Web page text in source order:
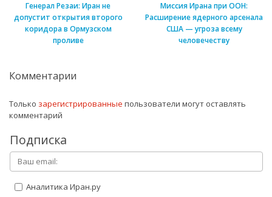
Генерал Резаи: Иран не
допустит открытия второго
коридора в Ормузском
проливе
Миссия Ирана при ООН:
Расширение ядерного арсенала
США — угроза всему
человечеству
Комментарии
Только зарегистрированные пользователи могут оставлять
комментарий
Подписка
Аналитика Иран.ру